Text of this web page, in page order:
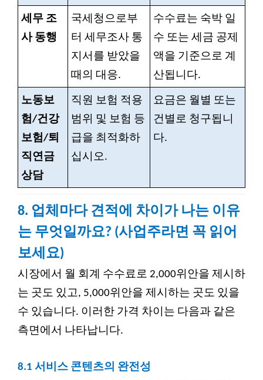
세무 조
사 동행
국세청으로부
터 세무조사 통
지서를 받았을
때의 대응.
수수료는 숙박 일
수 또는 세금 공제
액을 기준으로 계
산됩니다.
노동보
험/건강
보험/퇴
직연금
상담
직원 보험 적용
범위 및 보험 등
급을 최적화하
십시오.
요금은 월별 또는
건별로 청구됩니
다.
8. 업체마다 견적에 차이가 나는 이유
는 무엇일까요? (사업주라면 꼭 읽어
보세요)
시장에서 월 회계 수수료로 2,000위안을 제시하
는 곳도 있고, 5,000위안을 제시하는 곳도 있을
수 있습니다. 이러한 가격 차이는 다음과 같은
측면에서 나타납니다.
8.1 서비스 콘텐츠의 완전성